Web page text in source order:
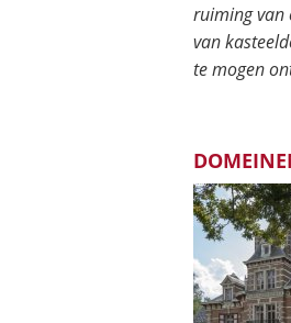
ruiming van
van
te mogen